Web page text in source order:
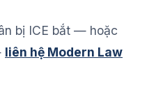
bị ICE bắt — hoặc
liên hệ Modern Law